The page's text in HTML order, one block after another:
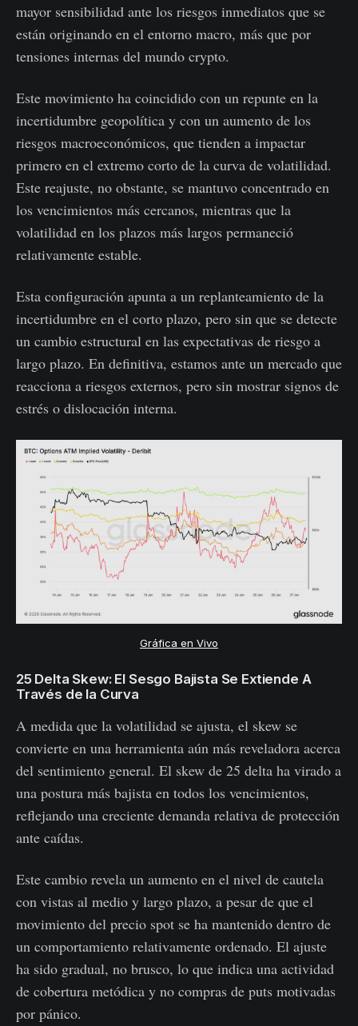
mayor sensibilidad ante los riesgos inmediatos que se
están originando en el entorno macro, más que por
tensiones internas del mundo crypto.
Este movimiento ha coincidido con un repunte en la
incertidumbre geopolítica y con un aumento de los
riesgos macroeconómicos, que tienden a impactar
primero en el extremo corto de la curva de volatilidad.
Este reajuste, no obstante, se mantuvo concentrado en
los vencimientos más cercanos, mientras que la
volatilidad en los plazos más largos permaneció
relativamente estable.
Esta configuración apunta a un replanteamiento de la
incertidumbre en el corto plazo, pero sin que se detecte
un cambio estructural en las expectativas de riesgo a
largo plazo. En definitiva, estamos ante un mercado que
reacciona a riesgos externos, pero sin mostrar signos de
estrés o dislocación interna.
Gráfica en Vivo
25 Delta Skew: El Sesgo Bajista Se Extiende A
Través de la Curva
A medida que la volatilidad se ajusta, el skew se
convierte en una herramienta aún más reveladora acerca
del sentimiento general. El skew de 25 delta ha virado a
una postura más bajista en todos los vencimientos,
reflejando una creciente demanda relativa de protección
ante caídas.
Este cambio revela un aumento en el nivel de cautela
con vistas al medio y largo plazo, a pesar de que el
movimiento del precio spot se ha mantenido dentro de
un comportamiento relativamente ordenado. El ajuste
ha sido gradual, no brusco, lo que indica una actividad
de cobertura metódica y no compras de puts motivadas
por pánico.